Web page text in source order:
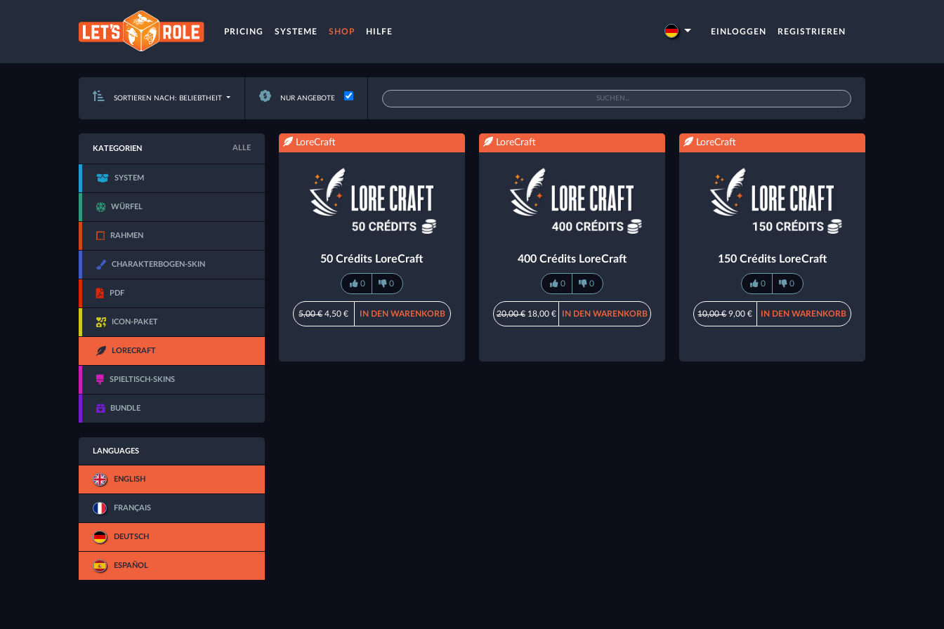
PRICING SYSTEME SHOP HILFE EINLOGGEN REGISTRIEREN
SORTIEREN NACH: BELIEBTHEIT NUR ANGEBOTE
KATEGORIEN ALLE
SYSTEM
WÜRFEL
RAHMEN
CHARAKTERBOGEN-SKIN
PDF
ICON-PAKET
LORECRAFT
SPIELTISCH-SKINS
BUNDLE
LANGUAGES
ENGLISH
FRANÇAIS
DEUTSCH
ESPAÑOL
LoreCraft
50 Crédits LoreCraft
0 0
5,00 €4,50 € IN DEN WARENKORB
LoreCraft
400 Crédits LoreCraft
0 0
20,00 €18,00 € IN DEN WARENKORB
LoreCraft
150 Crédits LoreCraft
0 0
10,00 €9,00 € IN DEN WARENKORB